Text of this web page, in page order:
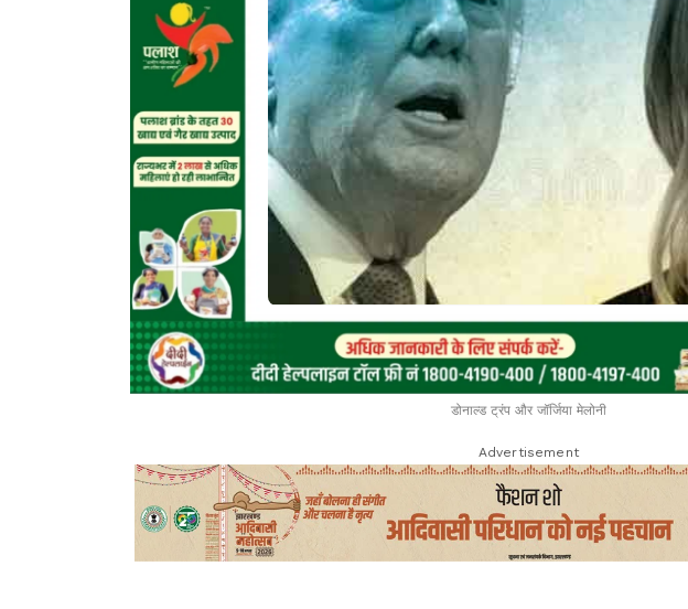
डोनाल्ड ट्रंप और जॉर्जिया मेलोनी
Advertisement